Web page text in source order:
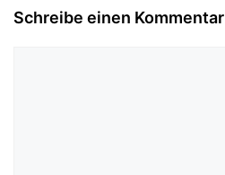
Schreibe einen Kommentar